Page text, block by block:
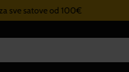
satove od 100€